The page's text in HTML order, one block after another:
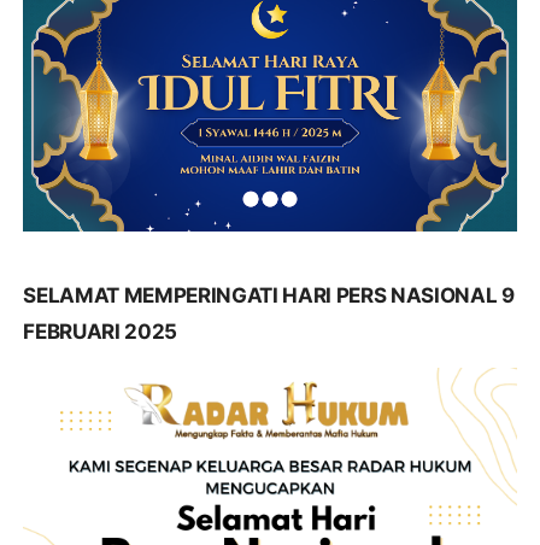
SELAMAT MEMPERINGATI HARI PERS NASIONAL 9
FEBRUARI 2025